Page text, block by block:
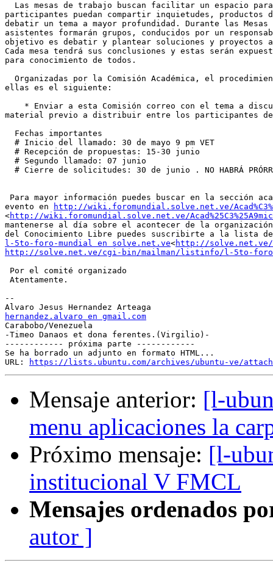
Las mesas de trabajo buscan facilitar un espacio
participantes puedan compartir inquietudes, productos
debatir un tema a mayor profundidad. Durante las
asistentes formarán grupos, conducidos por un
objetivo es debatir y plantear soluciones y proyectos
Cada mesa tendrá sus conclusiones y estas serán
para conocimiento de todos.
Organizadas por la Comisión Académica, el
ellas es el siguiente:
* Enviar a esta Comisión correo con el tema a
material previo a distribuir entre los participantes de
  Fechas importantes
  # Inicio del llamado: 30 de mayo 9 pm VET
  # Recepción de propuestas: 15-30 junio
  # Segundo llamado: 07 junio
# Cierre de solicitudes: 30 de junio . NO HABRÁ
Para mayor información puedes buscar en la sección
evento en
http://wiki.foromundial.solve.net.ve/
<http://wiki.foromundial.solve.net.ve/
mantenerse al día sobre el acontecer de la
l-5to-foro-mundial en solve.net.ve<http://
http://solve.net.ve/cgi-bin/mailman/listinfo/l-5to-
Por el comité organizado
Atentamente.
--
hernandez.alvaro en gmail.com
Carabobo/Venezuela
-Timeo Danaos et dona ferentes.(Virgilio)-
------------ próxima parte ------------
Se ha borrado un adjunto en formato HTML...
URL:
https://lists.ubuntu.com/archives/ubuntu-ve/
Mensaje anterior: [l-
menu aplicaciones la
Próximo mensaje: [l-
institucional V FMCL
Mensajes ordenados
autor ]